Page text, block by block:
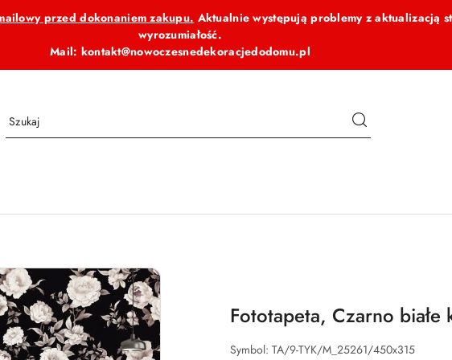
przed dokonaniem zakupu. Aktualnie występują problemy z aktualizacją
wyrozumiałość.
Mail: kontakt@nowoczesnedekoracjedodomu.pl
Fototapeta, Czarno białe
Symbol: TA/9-TYK/M_25261/450x315